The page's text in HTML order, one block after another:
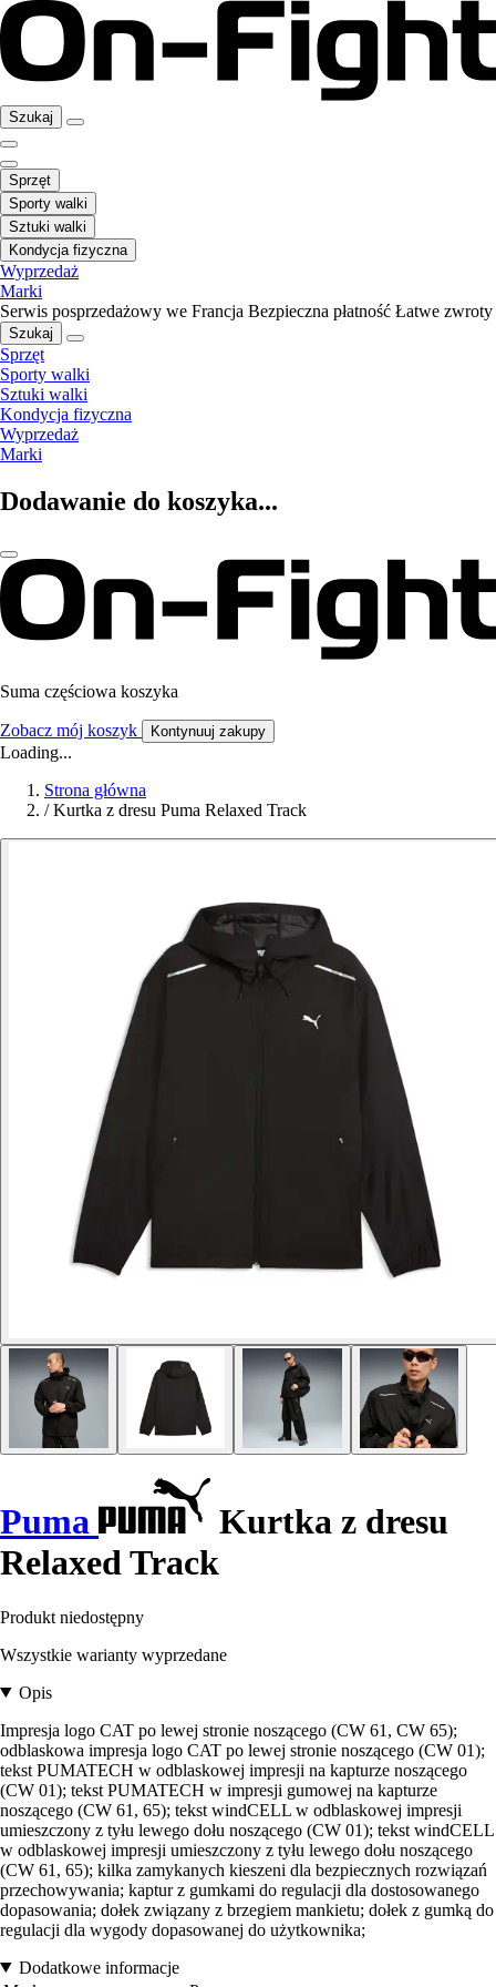
Szukaj
Sprzęt
Sporty walki
Sztuki walki
Kondycja fizyczna
Wyprzedaż
Marki
Serwis posprzedażowy we Francja Bezpieczna płatność Łatwe zwroty
Szukaj
Sprzęt
Sporty walki
Sztuki walki
Kondycja fizyczna
Wyprzedaż
Marki
Dodawanie do koszyka...
Suma częściowa koszyka
Zobacz mój koszyk Kontynuuj zakupy
Loading...
Strona główna
/ Kurtka z dresu Puma Relaxed Track
Puma
Kurtka z dresu
Relaxed Track
Produkt niedostępny
Wszystkie warianty wyprzedane
Opis
Impresja logo CAT po lewej stronie noszącego (CW 61, CW 65);
odblaskowa impresja logo CAT po lewej stronie noszącego (CW 01);
tekst PUMATECH w odblaskowej impresji na kapturze noszącego
(CW 01); tekst PUMATECH w impresji gumowej na kapturze
noszącego (CW 61, 65); tekst windCELL w odblaskowej impresji
umieszczony z tyłu lewego dołu noszącego (CW 01); tekst windCELL
w odblaskowej impresji umieszczony z tyłu lewego dołu noszącego
(CW 61, 65); kilka zamykanych kieszeni dla bezpiecznych rozwiązań
przechowywania; kaptur z gumkami do regulacji dla dostosowanego
dopasowania; dołek związany z brzegiem mankietu; dołek z gumką do
regulacji dla wygody dopasowanej do użytkownika;
Dodatkowe informacje